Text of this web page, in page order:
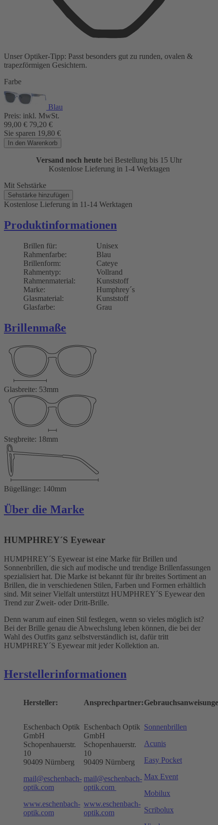
Unser Optiker-Tipp: Passt besonders gut zu runden, ovalen &
trapezförmigen Gesichtern.
Farbe
Blau
Preis: inkl. MwSt.
99,00 € 79,20 €
Sie sparen 19,80 €
In den Warenkorb
Versand noch heute bei Bestellung bis 15 Uhr
Kostenlose Lieferung in 1-4 Werktagen
Mit Sehstärke
Sehstärke hinzufügen
Kostenlose Lieferung in 11-14 Werktagen
Produktinformationen
Brillen für:
Unisex
Rahmenfarbe:
Blau
Brillenform:
Cateye
Rahmentyp:
Vollrand
Rahmenmaterial:
Kunststoff
Marke:
Humphrey´s
Glasmaterial:
Kunststoff
Glasfarbe:
Grau
Brillenmaße
Glasbreite: 53mm
Stegbreite: 18mm
Bügellänge: 140mm
Über die Marke
HUMPHREY´S Eyewear
HUMPHREY´S Eyewear ist eine Marke für Brillen und
Sonnenbrillen, die sich auf modische und trendige Brillenfassungen
spezialisiert hat. Die Marke ist bekannt für ihr breites Sortiment an
Brillen, die in verschiedenen Stilen, Farben und Formen erhältlich
sind. Mit seiner Vielfalt unterstützt HUMPHREY´S Eyewear den
Trend zur Zweit- oder Dritt-Brille.
Denn warum auf einen Stil festlegen, wenn so vieles möglich ist?
Bei der Brille genau die Abwechslung leben können, die bei der
Wahl des Outfits ganz selbstverständlich ist, dafür tritt
HUMPHREY´S Eyewear mit jeder Kollektion an.
Herstellerinformationen
Hersteller:
Eschenbach Optik
GmbH
Schopenhauerstr.
10
90409 Nürnberg
mail@eschenbach-
optik.com
www.eschenbach-
optik.com
Ansprechpartner:
Eschenbach Optik
GmbH
Schopenhauerstr.
10
90409 Nürnberg
mail@eschenbach-
optik.com
www.eschenbach-
optik.com
Sonnenbrillen
Acunis
Easy Pocket
Max Event
Mobilux
Scribolux